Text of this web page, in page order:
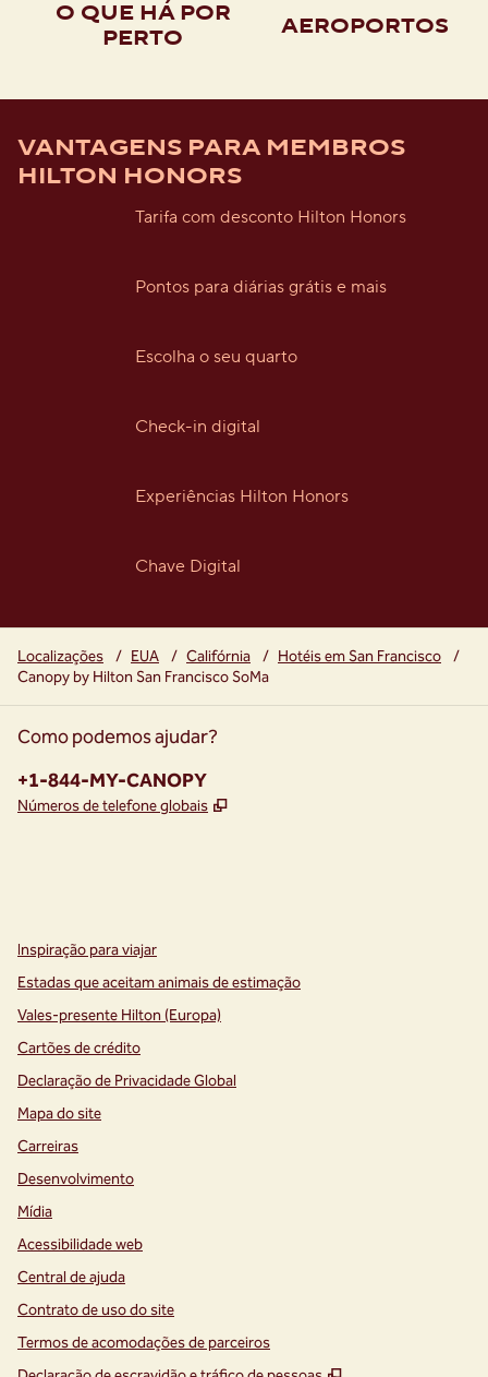
O QUE HÁ POR
PERTO
AEROPORTOS
VANTAGENS PARA MEMBROS
HILTON HONORS
Tarifa com desconto Hilton Honors
Pontos para diárias grátis e mais
Escolha o seu quarto
Check-in digital
Experiências Hilton Honors
Chave Digital
Localizações / EUA / Califórnia / Hotéis em San Francisco
/
Canopy by Hilton San Francisco SoMa
Como podemos ajudar?
Telefone:
+1-844-MY-CANOPY
Números de telefone globais ,
Inspiração para viajar
Estadas que aceitam animais de estimação
Vales-presente Hilton (Europa)
Cartões de crédito
Declaração de Privacidade Global
Mapa do site
Carreiras
Desenvolvimento
Mídia
Acessibilidade web
Central de ajuda
Contrato de uso do site
Termos de acomodações de parceiros